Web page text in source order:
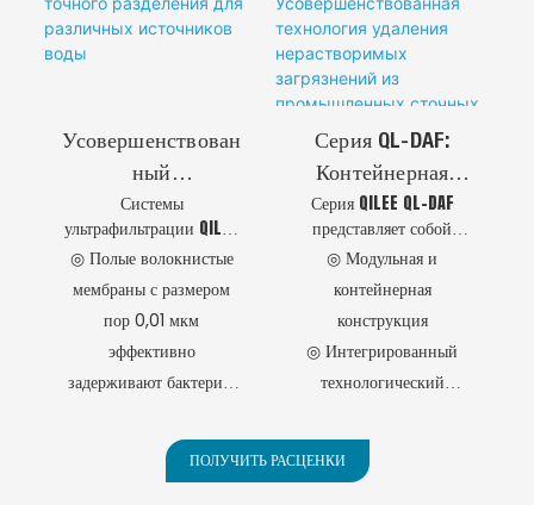
исключительную
эффективность
разделения твердых
коммунальных
системах, разработано
для быстрого
развертывания и
демонстрирует
превосходные
эксплуатационные
характеристики в
процессах физико-
химической очистки.
решение обеспечивает
стабильную работу и
экономию затрат,
представляя собой
комплексную систему
очистки осадка «под
ключ» для различных
промышленных
применений.
Усовершенствован
Ный
Интегрированный
Ультрафильтрацио
Нный Модуль
QILEE: Технология
Точного
Разделения Для
Различных
Системы
ультрафильтрации QILEE
обеспечивают
оптимизированную
очистку воды: сырая
вода проходит через
предварительные
фильтры, а затем через
размером 0,01 мкм,
которые задерживают
◎ Полые волокнистые
мембраны с размером
пор 0,01 мкм
эффективно
задерживают бактерии,
◎ Модифицированный
Серия QL-DAF:
Контейнерная
Система Физико-
Химической
Очистки Воды.
Усовершенствован
Ная Технология
Удаления
Промышленных
Серия QILEE QL-DAF
представляет собой
интегрированную
систему
предварительной
очистки, которая
удаляет взвешенные
вещества, коллоиды и
промышленных
сточных вод с помощью
◎ Модульная и
контейнерная
конструкция
◎ Интегрированный
технологический
◎ Конфигурация,
готовая к экспорту
ПОЛУЧИТЬ РАСЦЕНКИ